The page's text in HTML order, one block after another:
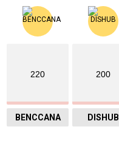
220
BENCCANA
200
DISHUB